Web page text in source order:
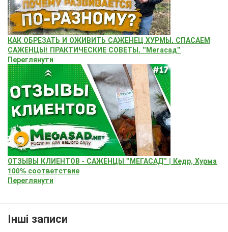
КАК ОБРЕЗАТЬ И ОЖИВИТЬ САЖЕНЕЦ ХУРМЫ. СПАСАЕМ
САЖЕНЦЫ! ПРАКТИЧЕСКИЕ СОВЕТЫ. "Мегасад"
Переглянути
ОТЗЫВЫ КЛИЕНТОВ - САЖЕНЦЫ "МЕГАСАД" | Кедр, Хурма
100% соответствие
Переглянути
Інші записи